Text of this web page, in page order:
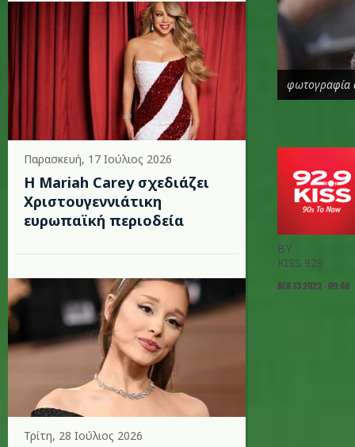
Παρασκευή, 17 Ιούλιος 2026
Η Mariah Carey σχεδιάζει
Χριστουγεννιάτικη
ευρωπαϊκή περιοδεία
Τρίτη, 28 Ιούλιος 2026
φωτογραφία
BY
KISS 929
ΔΕΚ 13 2023 - 09:48